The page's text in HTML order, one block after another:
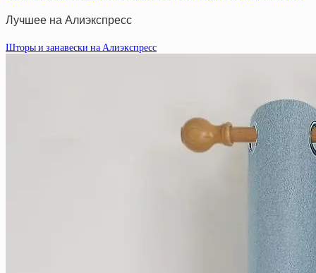
Лучшее на Алиэкспресс
Шторы и занавески на Алиэкспресс